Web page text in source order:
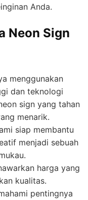
Anda.
Neon Sign
menggunakan
dan teknologi
sign yang tahan
menarik.
siap membantu
menjadi sebuah
harga yang
kualitas.
pentingnya